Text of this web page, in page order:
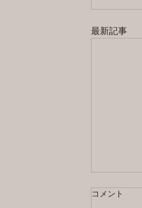
最新記事
コメント